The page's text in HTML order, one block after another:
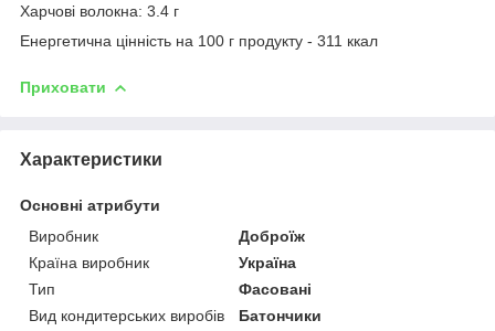
Харчові волокна: 3.4 г
Енергетична цінність на 100 г продукту - 311 ккал
Приховати
Характеристики
Основні атрибути
Виробник
Доброїж
Країна виробник
Україна
Тип
Фасовані
Вид кондитерських виробів
Батончики